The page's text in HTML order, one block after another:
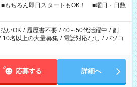
もちろん即日スタートもOK！ ■曜日・日数
払いOK / 履歴書不要 / 40～50代活躍中 / 副
10名以上の大量募集 / 電話対応なし / パソコ
応募する 詳細へ